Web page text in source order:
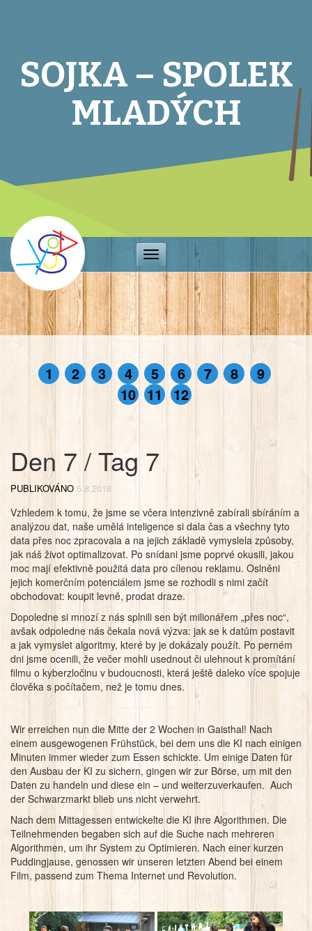
SOJKA – SPOLEK
MLADÝCH
Toggle
navigation
1 2 3 4 5 6 7 8
9
10 11 12
Den 7 / Tag 7
PUBLIKOVÁNO 5.8.2018
Vzhledem k tomu, že jsme se včera intenzivně zabírali sbíráním a
analýzou dat, naše umělá inteligence si dala čas a všechny tyto
data přes noc zpracovala a na jejich základě vymyslela způsoby,
jak náš život optimalizovat. Po snídani jsme poprvé okusili, jakou
moc mají efektivně použitá data pro cílenou reklamu. Oslněni
jejich komerčním potenciálem jsme se rozhodli s nimi začít
obchodovat: koupit levně, prodat draze.
Dopoledne si mnozí z nás splnili sen být milionářem „přes noc“,
avšak odpoledne nás čekala nová výzva: jak se k datům postavit
a jak vymyslet algoritmy, které by je dokázaly použít. Po perném
dni jsme ocenili, že večer mohli usednout či ulehnout k promítání
filmu o kyberzločinu v budoucnosti, která ještě daleko více spojuje
člověka s počítačem, než je tomu dnes.
Wir erreichen nun die Mitte der 2 Wochen in Gaisthal! Nach
einem ausgewogenen Frühstück, bei dem uns die KI nach einigen
Minuten immer wieder zum Essen schickte. Um einige Daten für
den Ausbau der KI zu sichern, gingen wir zur Börse, um mit den
Daten zu handeln und diese ein – und weiterzuverkaufen. Auch
der Schwarzmarkt blieb uns nicht verwehrt.
Nach dem Mittagessen entwickelte die KI ihre Algorithmen. Die
Teilnehmenden begaben sich auf die Suche nach mehreren
Algorithmen, um ihr System zu Optimieren. Nach einer kurzen
Puddingjause, genossen wir unseren letzten Abend bei einem
Film, passend zum Thema Internet und Revolution.